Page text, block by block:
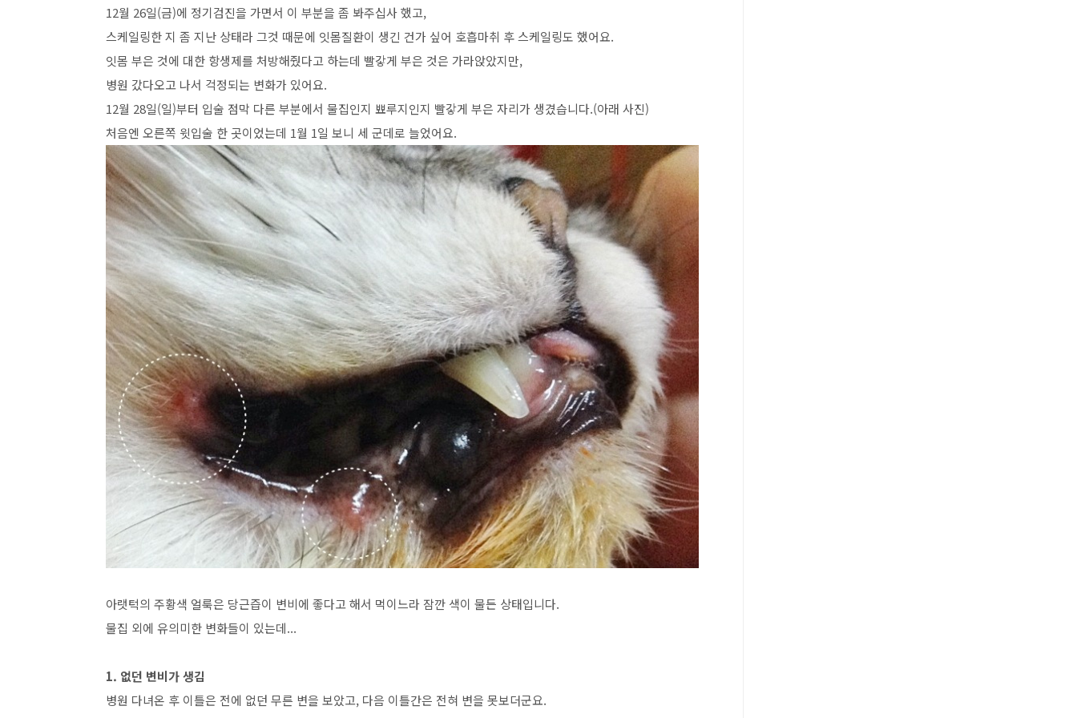
12월 26일(금)에 정기검진을 가면서 이 부분을 좀 봐주십사 했고,
스케일링한 지 좀 지난 상태라 그것 때문에 잇몸질환이 생긴 건가 싶어 호흡마취 후 스케일링도 했어요.
잇몸 부은 것에 대한 항생제를 처방해줬다고 하는데 빨갛게 부은 것은 가라앉았지만,
병원 갔다오고 나서 걱정되는 변화가 있어요.
12월 28일(일)부터 입술 점막 다른 부분에서 물집인지 뾰루지인지 빨갛게 부은 자리가 생겼습니다.(아래 사진)
처음엔 오른쪽 윗입술 한 곳이었는데 1월 1일 보니 세 군데로 늘었어요.
아랫턱의 주황색 얼룩은 당근즙이 변비에 좋다고 해서 먹이느라 잠깐 색이 물든 상태입니다.
물집 외에 유의미한 변화들이 있는데...
1. 없던 변비가 생김
병원 다녀온 후 이틀은 전에 없던 무른 변을 보았고, 다음 이틀간은 전혀 변을 못보더군요.